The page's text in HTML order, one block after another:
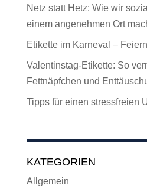
Netz statt Hetz: Wie wir
einem angenehmen Ort
Etikette im Karneval –
Valentinstag-Etikette: So
Fettnäpfchen und
Tipps für einen stressfreien
KATEGORIEN
Allgemein